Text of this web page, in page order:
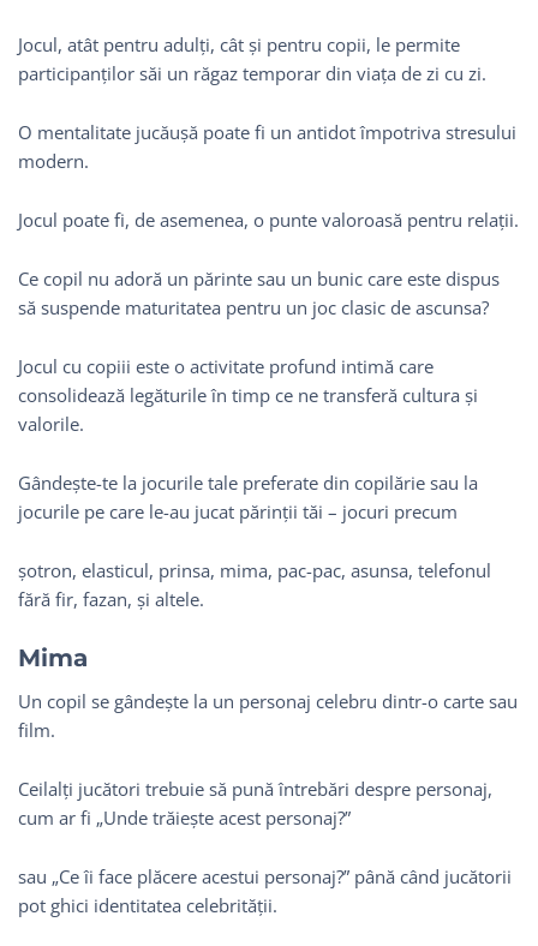
Jocul, atât pentru adulți, cât și pentru copii, le permite
participanților săi un răgaz temporar din viața de zi cu zi.
O mentalitate jucăușă poate fi un antidot împotriva stresului
modern.
Jocul poate fi, de asemenea, o punte valoroasă pentru relații.
Ce copil nu adoră un părinte sau un bunic care este dispus
să suspende maturitatea pentru un joc clasic de ascunsa?
Jocul cu copiii este o activitate profund intimă care
consolidează legăturile în timp ce ne transferă cultura și
valorile.
Gândește-te la jocurile tale preferate din copilărie sau la
jocurile pe care le-au jucat părinții tăi – jocuri precum
șotron, elasticul, prinsa, mima, pac-pac, asunsa, telefonul
fără fir, fazan, și altele.
Mima
Un copil se gândește la un personaj celebru dintr-o carte sau
film.
Ceilalți jucători trebuie să pună întrebări despre personaj,
cum ar fi „Unde trăiește acest personaj?”
sau „Ce îi face plăcere acestui personaj?” până când jucătorii
pot ghici identitatea celebrității.